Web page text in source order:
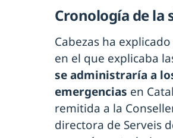
Cronología de la
Cabezas ha
en el que explicaba
se administraría a
emergencias en
remitida a la
directora de Serveis